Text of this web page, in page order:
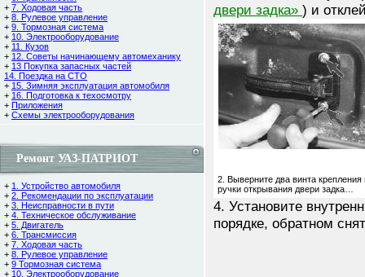
+ 7. Ходовая часть
+ 8. Рулевое управление
+ 9. Тормозная система
+ 10. Электрооборудование
+ 11. Кузов
+ 12. Советы начинающему автомеханику
+ 13 Покупка запасных частей
14. Поездка на СТО
+ 15. Зимняя эксплуатация автомобиля
+ 16. Подготовка к техосмотру
+ Приложения
+ Схемы электрооборудования
Ремонт УАЗ-ПАТРИОТ
+ 1. Устройство автомобиля
+ 2. Рекомендации по эксплуатации
+ 3. Неисправности в пути
+ 4. Техническое обслуживание
+ 5. Двигатель
+ 6. Трансмиссия
+ 7. Ходовая часть
+ 8. Рулевое управление
+ 9 Тормозная система
+ 10. Электрооборудование
двери задка» ) и
2. Выверните два винта крепления
ручки открывания двери задка…
4. Установите
порядке, обратном